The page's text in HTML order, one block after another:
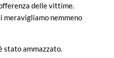
delle vittime.
meravigliamo nemmeno
stato ammazzato.